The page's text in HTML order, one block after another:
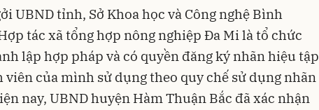
UBND tỉnh, Sở Khoa học và Công nghệ Bình
tác xã tổng hợp nông nghiệp Đa Mi là tổ chức
lập hợp pháp và có quyền đăng ký nhãn hiệu tập
viên của mình sử dụng theo quy chế sử dụng nhãn
nay, UBND huyện Hàm Thuận Bắc đã xác nhận